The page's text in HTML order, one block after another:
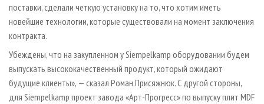
поставки, сделали четкую установку на то, что хотим иметь
новейшие технологии, которые существовали на момент заключения
контракта.
Убеждены, что на закупленном у Siempelkamp оборудовании будем
выпускать высококачественный продукт, который ожидают
будущие клиенты», — сказал Роман Присяжнюк. С другой стороны,
для Siempelkamp проект завода «Арт-Прогресс» по выпуску плит MDF